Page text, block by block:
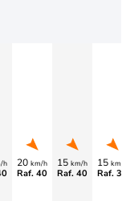
h 20 km/h
Raf. 40
15 km/h
Raf. 40
15 km/
Raf.